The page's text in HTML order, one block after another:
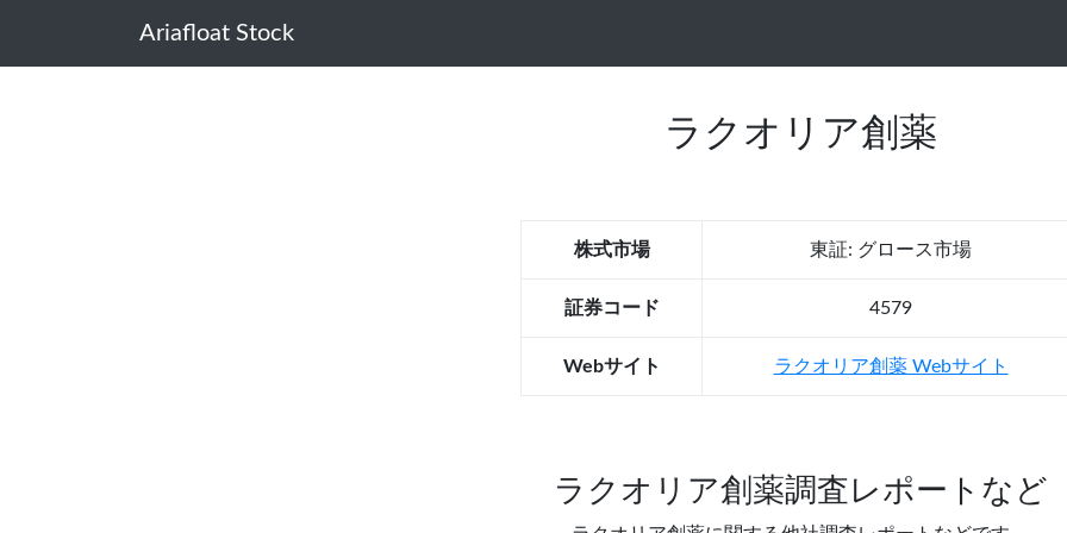
Ariafloat Stock
ラクオリア創薬
株式市場 東証: グロース市場
証券コード 4579
Webサイト ラクオリア創薬 Webサイト
ラクオリア創薬調査レポートなど